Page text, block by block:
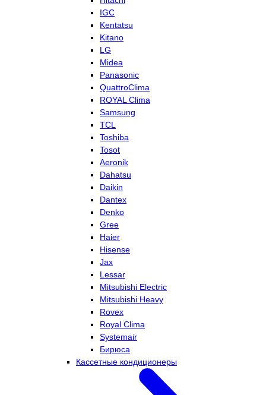
IGC
Kentatsu
Kitano
LG
Midea
Panasonic
QuattroClima
ROYAL Clima
Samsung
TCL
Toshiba
Tosot
Aeronik
Dahatsu
Daikin
Dantex
Denko
Gree
Haier
Hisense
Jax
Lessar
Mitsubishi Electric
Mitsubishi Heavy
Rovex
Royal Clima
Systemair
Бирюса
Кассетные кондиционеры